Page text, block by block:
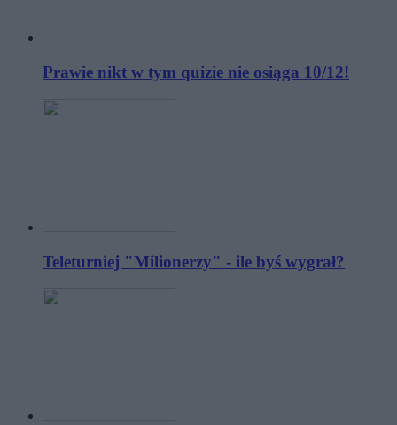
Prawie nikt w tym quizie nie osiąga 10/12!
Teleturniej "Milionerzy" - ile byś wygrał?